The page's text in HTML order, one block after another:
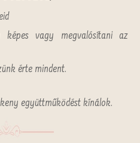
képes vagy megvalósítani az
érte mindent.
együttműködést kínálok.